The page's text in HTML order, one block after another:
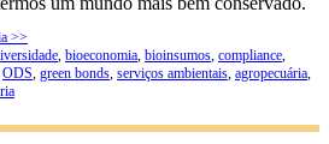
>>
, bioeconomia, bioinsumos, compliance,
ODS, green bonds, serviços ambientais, agropecuária,